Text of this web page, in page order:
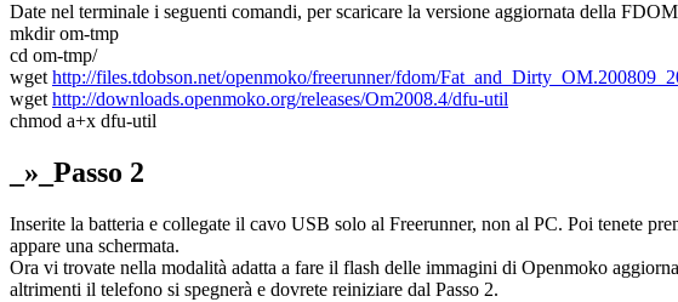
Date nel terminale i seguenti comandi, per scaricare la versione aggiornata della
mkdir om-tmp
cd om-tmp/
wgethttp://files.tdobson.net/openmoko/freerunner/fdom/
wgethttp://downloads.openmoko.org/releases/Om2008.4/dfu-util
chmod a+x dfu-util
_»_Passo 2
Inserite la batteria e collegate il cavo USB solo al Freerunner, non al PC. Poi tenete
appare una schermata.
Ora vi trovate nella modalità adatta a fare il flash delle immagini di Openmoko
altrimenti il telefono si spegnerà e dovrete reiniziare dal Passo 2.